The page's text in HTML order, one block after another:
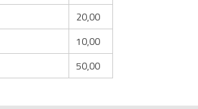
20,00
10,00
50,00